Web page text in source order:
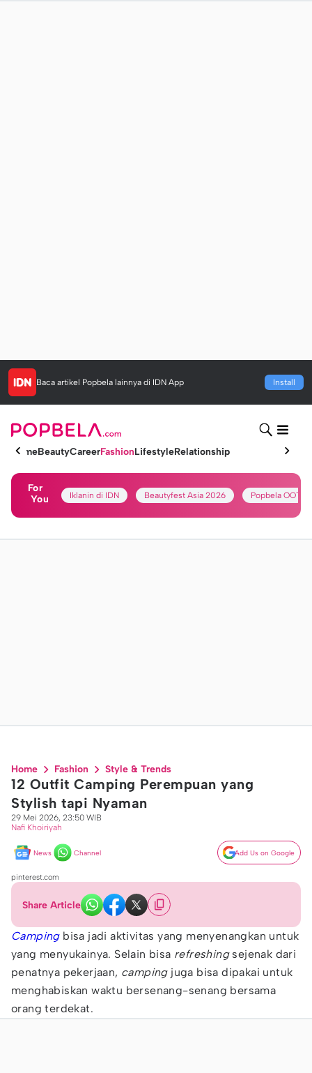
Baca artikel Popbela lainnya di IDN App Install
HomeBeautyCareerFashionLifestyleRelationship
For
You
Iklanin di IDN Beautyfest Asia 2026 Popbela OOTD
Home Fashion Style & Trends
12 Outfit Camping Perempuan yang
Stylish tapi Nyaman
29 Mei 2026, 23:50 WIB
Nafi Khoiriyah
News Channel Add Us on Google
pinterest.com
Share Article
Campingbisa jadi aktivitas yang menyenangkan untuk
yang menyukainya. Selain bisa refreshingsejenak dari
penatnya pekerjaan, campingjuga bisa dipakai untuk
menghabiskan waktu bersenang-senang bersama
orang terdekat.